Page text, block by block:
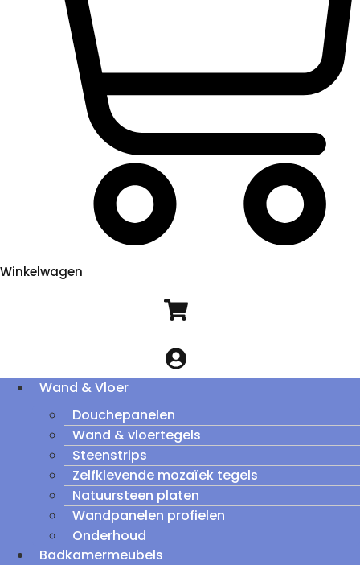
Winkelwagen
Wand & Vloer
Douchepanelen
Wand & vloertegels
Steenstrips
Zelfklevende mozaïek tegels
Natuursteen platen
Wandpanelen profielen
Onderhoud
Badkamermeubels